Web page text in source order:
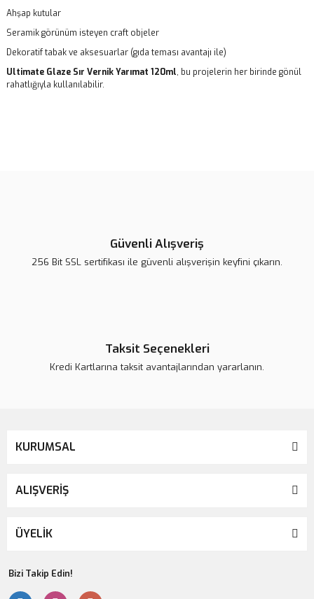
Ahşap kutular
Seramik görünüm isteyen craft objeler
Dekoratif tabak ve aksesuarlar (gıda teması avantajı ile)
Ultimate Glaze Sır Vernik Yarımat 120ml, bu projelerin her birinde gönül
rahatlığıyla kullanılabilir.
Güvenli Alışveriş
256 Bit SSL sertifikası ile güvenli alışverişin keyfini çıkarın.
Taksit Seçenekleri
Kredi Kartlarına taksit avantajlarından yararlanın.
KURUMSAL
ALIŞVERİŞ
ÜYELİK
Bizi Takip Edin!